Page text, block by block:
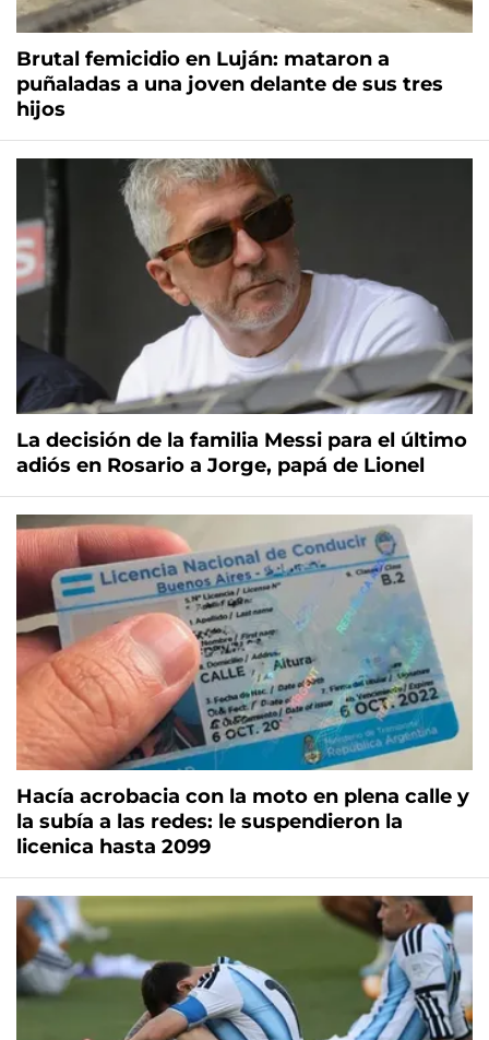
Brutal femicidio en Luján: mataron a
puñaladas a una joven delante de sus tres
hijos
La decisión de la familia Messi para el último
adiós en Rosario a Jorge, papá de Lionel
Hacía acrobacia con la moto en plena calle y
la subía a las redes: le suspendieron la
licenica hasta 2099